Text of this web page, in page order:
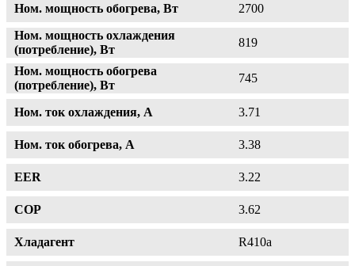
Ном. мощность обогрева, Вт
2700
Ном. мощность охлаждения
(потребление), Вт
819
Ном. мощность обогрева
(потребление), Вт
745
Ном. ток охлаждения, А 3.71
Ном. ток обогрева, А 3.38
EER 3.22
COP 3.62
Хладагент R410a